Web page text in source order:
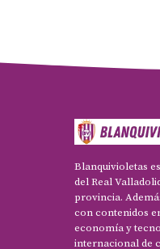
Blanquivioletas
del Real
provincia.
con contenidos
economía y
internacional de